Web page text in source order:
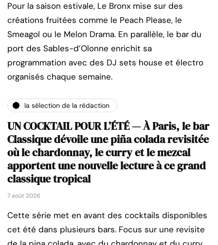
Pour la saison estivale, Le Bronx mise sur des
créations fruitées comme le Peach Please, le
Smeagol ou le Melon Drama. En parallèle, le bar du
port des Sables-d’Olonne enrichit sa
programmation avec des DJ sets house et électro
organisés chaque semaine.
la sélection de la rédaction
UN COCKTAIL POUR L’ÉTÉ — À Paris, le bar
Classique dévoile une piña colada revisitée
où le chardonnay, le curry et le mezcal
apportent une nouvelle lecture à ce grand
classique tropical
7 août 2026
Cette série met en avant des cocktails disponibles
cet été dans plusieurs bars. Focus sur une revisite